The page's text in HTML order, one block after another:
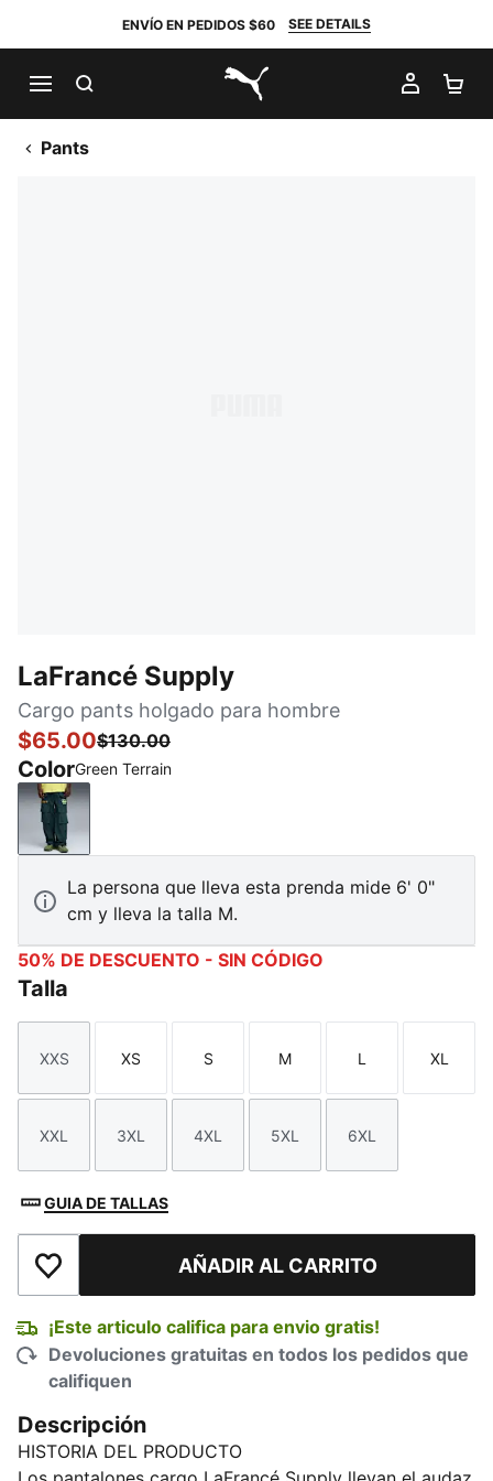
ENVÍO EN PEDIDOS $60 SEE DETAILS
PUMA.com
MI
Pants
LaFrancé Supply
Cargo pants holgado para hombre
$65.00$130.00
ColorGreen Terrain
Green Terrain
La persona que lleva esta prenda mide 6' 0"
cm y lleva la talla M.
50% DE DESCUENTO - SIN CÓDIGO
Talla
Talla
XXS
Talla
XS
Talla
S
Talla
M
Talla
L
Talla
XL
Talla
XXL
Talla
3XL
Talla
4XL
Talla
5XL
Talla
6XL
GUIA DE TALLAS
Añadir a la lista de deseosAÑADIR AL CARRITO
¡Este articulo califica para envio gratis!
Devoluciones gratuitas en todos los pedidos que
califiquen
Descripción
HISTORIA DEL PRODUCTO